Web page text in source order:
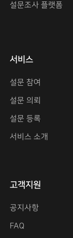
설문조사 플랫폼
서비스
설문 참여
설문 의뢰
설문 등록
서비스 소개
고객지원
공지사항
FAQ